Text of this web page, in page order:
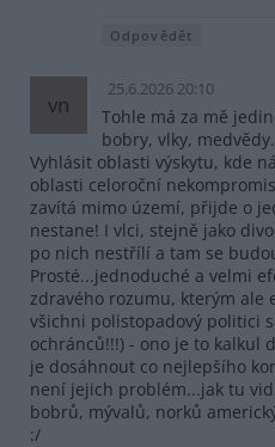
Odpovědět
vn
25.6.2026 20:10
Tohle má za mě
bobry, vlky,
Vyhlásit oblasti výskytu, kde
oblasti celoroční
zavítá mimo území, přijde o
nestane! I vlci, stejně jako
po nich nestřílí a tam se
Prosté...jednoduché a velmi
zdravého rozumu, kterým ale
všichni polistopadový politici
ochránců!!!) - ono je to kalkul
je dosáhnout co nejlepšího
není jejich problém...jak tu
bobrů, mývalů, norků
:/